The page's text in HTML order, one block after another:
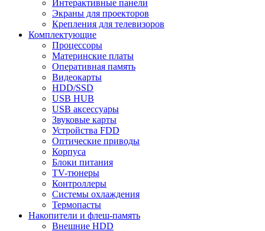
Интерактивные панели
Экраны для проекторов
Крепления для телевизоров
Комплектующие
Процессоры
Материнские платы
Оперативная память
Видеокарты
HDD/SSD
USB HUB
USB аксессуары
Звуковые карты
Устройства FDD
Оптические приводы
Корпуса
Блоки питания
TV-тюнеры
Контроллеры
Системы охлаждения
Термопасты
Накопители и флеш-память
Внешние HDD